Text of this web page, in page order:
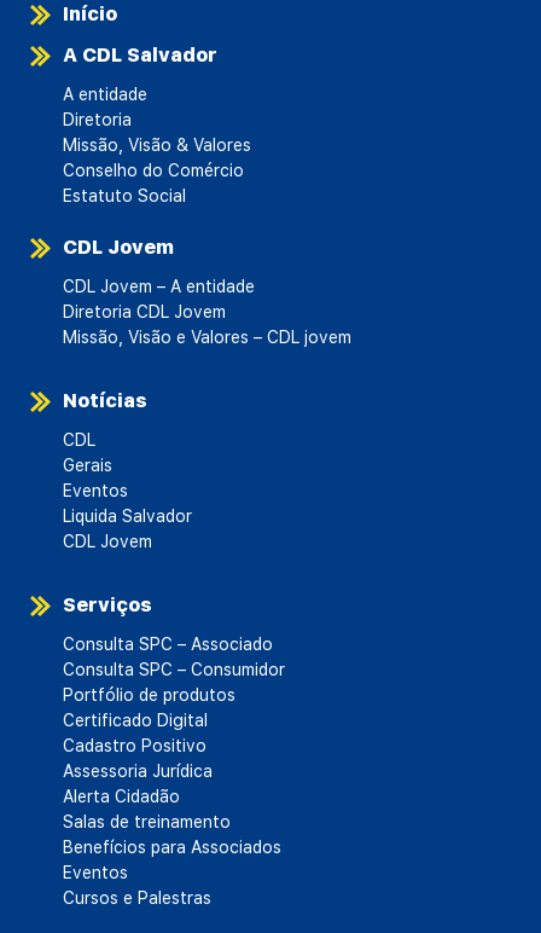
Início
A CDL Salvador
A entidade
Diretoria
Missão, Visão & Valores
Conselho do Comércio
Estatuto Social
CDL Jovem
CDL Jovem – A entidade
Diretoria CDL Jovem
Missão, Visão e Valores – CDL jovem
Notícias
CDL
Gerais
Eventos
Liquida Salvador
CDL Jovem
Serviços
Consulta SPC – Associado
Consulta SPC – Consumidor
Portfólio de produtos
Certificado Digital
Cadastro Positivo
Assessoria Jurídica
Alerta Cidadão
Salas de treinamento
Benefícios para Associados
Eventos
Cursos e Palestras